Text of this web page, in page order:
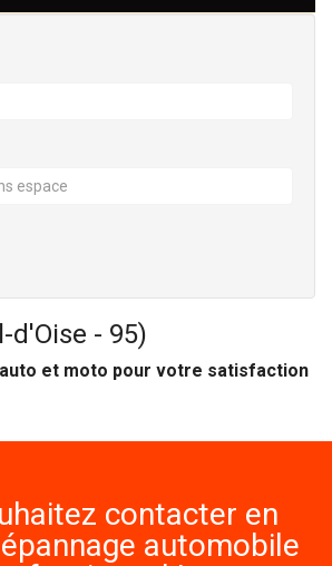
d'Oise - 95)
et moto pour votre satisfaction
contacter en
automobile